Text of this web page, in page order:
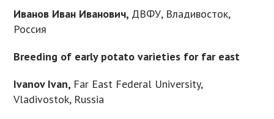
Иванов Иван Иванович, ДВФУ, Владивосток,
Россия
Breeding of early potato varieties for far east
Ivanov Ivan, Far East Federal University,
Vladivostok, Russia